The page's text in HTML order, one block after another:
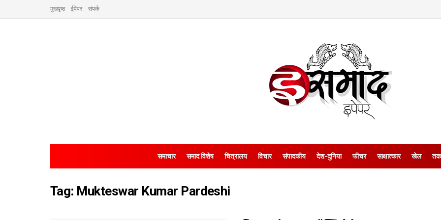
मुखपृष्ठ ईपेपर संपर्क
समाचार समाद विशेष चित्रालय विचार संपादकीय देश-दुनिया फीचर साक्षात्‍कार खेल
Tag: Mukteswar Kumar Pardeshi